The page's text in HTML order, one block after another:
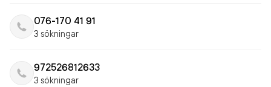
076-170 41 91
3 sökningar
972526812633
3 sökningar